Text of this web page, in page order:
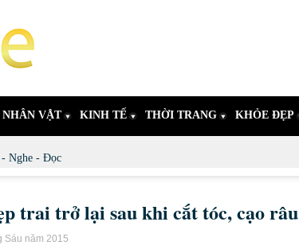
NHÂN VẬT KINH TẾ THỜI TRANG KHỎE ĐẸP
Nghe - Đọc
trai trở lại sau khi cắt tóc, cạo râu
Sáu năm 2015